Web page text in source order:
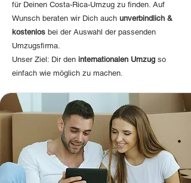
für Deinen Costa-Rica-Umzug zu finden. Auf
Wunsch beraten wir Dich auch unverbindlich &
kostenlos bei der Auswahl der passenden
Umzugsfirma.
Unser Ziel: Dir den internationalen Umzug so
einfach wie möglich zu machen.